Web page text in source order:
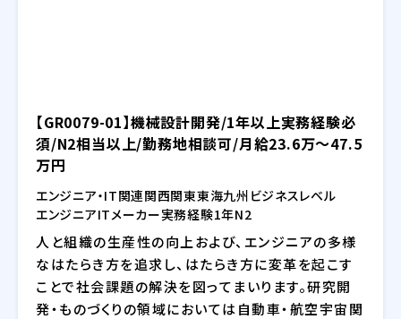
【GR0079-01】機械設計開発/1年以上実務経験必
須/N2相当以上/勤務地相談可/月給23.6万～47.5
万円
エンジニア・IT関連関西関東東海九州 ビジネスレベル
エンジニアITメーカー実務経験1年N2
人と組織の生産性の向上および、エンジニアの多様
なはたらき方を追求し、はたらき方に変革を起こす
ことで社会課題の解決を図ってまいります。研究開
発・ものづくりの領域においては自動車・航空宇宙関